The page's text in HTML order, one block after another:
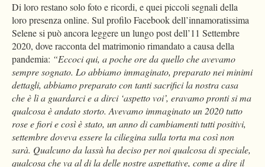
Di loro restano solo foto e ricordi, e quei piccoli segnali della
loro presenza online. Sul profilo Facebook dell’innamoratissima
Selene si può ancora leggere un lungo post dell’11 Settembre
2020, dove racconta del matrimonio rimandato a causa della
pandemia: “Eccoci qui, a poche ore da quello che avevamo
sempre sognato. Lo abbiamo immaginato, preparato nei minimi
dettagli, abbiamo preparato con tanti sacrifici la nostra casa
che è lì a guardarci e a dirci ‘aspetto voi’, eravamo pronti si ma
qualcosa è andato storto. Avevamo immaginato un 2020 tutto
rose e fiori e così è stato, un anno di cambiamenti tutti positivi,
settembre doveva essere la ciliegina sulla torta ma così non
sarà. Qualcuno da lassù ha deciso per noi qualcosa di speciale,
qualcosa che va al di la delle nostre aspettative, come a dire il